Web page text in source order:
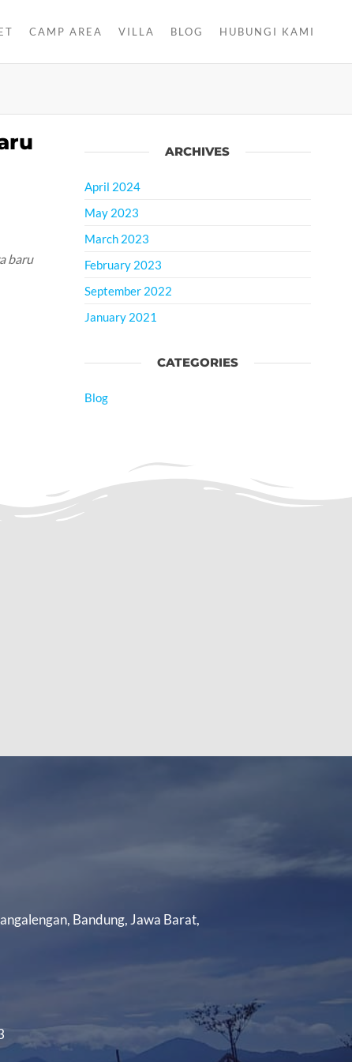
CAMP AREA VILLA BLOG HUBUNGI KAMI
baru
ARCHIVES
April 2024
May 2023
March 2023
February 2023
September 2022
January 2021
CATEGORIES
Blog
Bandung, Jawa Barat,